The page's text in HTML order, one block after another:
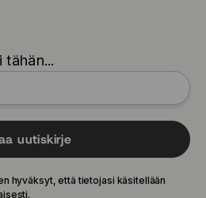
uutiskirje
hyväksyt, että tietojasi käsitellään